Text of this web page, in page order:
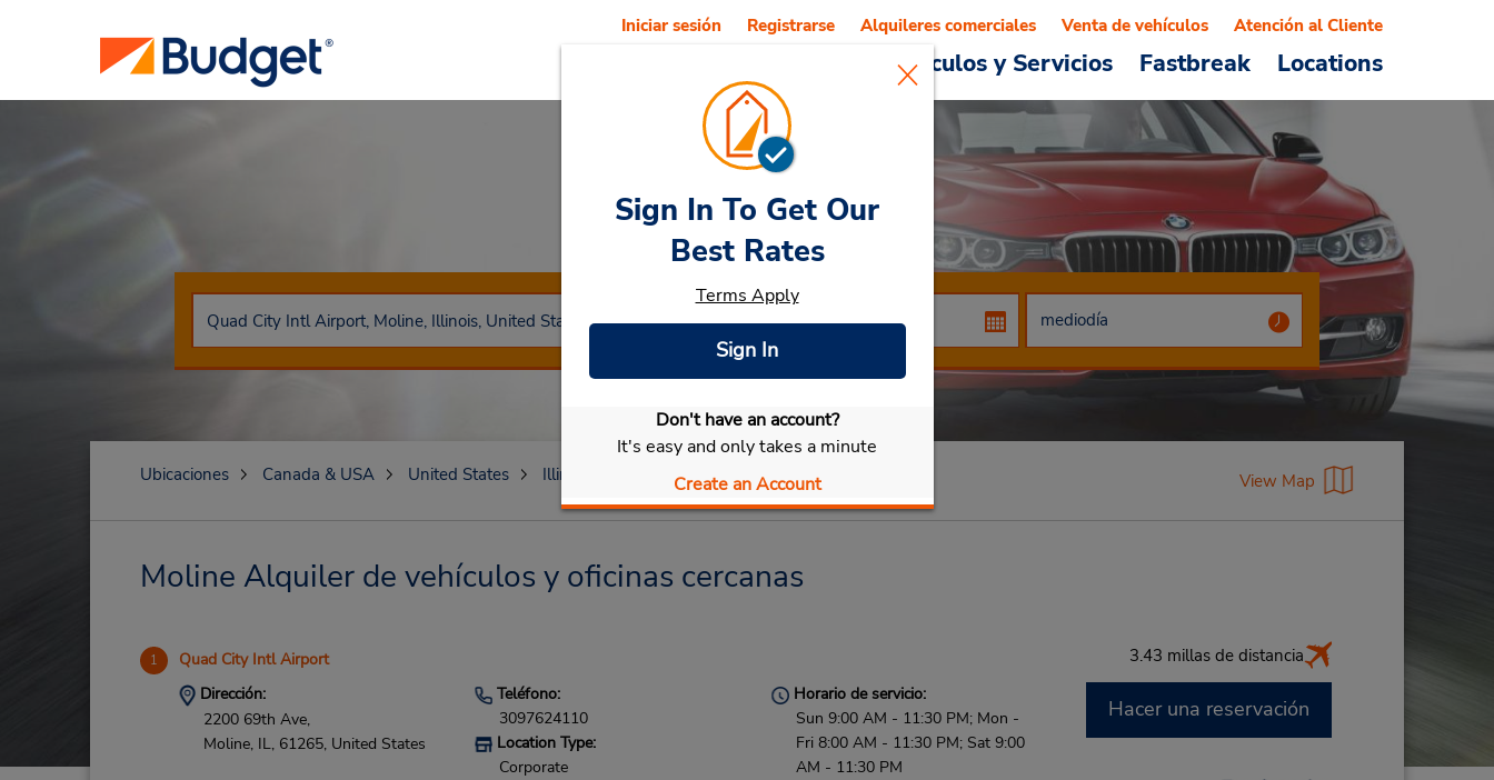
Vehículos y Servicios Fastbreak Locations
Iniciar sesión Registrarse Alquileres comerciales Venta de vehículos Atención al Cliente
Car RentalMoline
Seleccionar mi vehículo
Sign In To Get Our
Best Rates
Terms Apply
Sign In
Don't have an account?
It's easy and only takes a minute
Create an Account
Ubicaciones Canada & USA United States Illinois View Map
Moline Alquiler de vehículos y oficinas cercanas
1 Quad City Intl Airport 3.43 millas de distancia
Dirección:
2200 69th Ave,
Moline, IL, 61265, United States
Teléfono:
3097624110
Location Type:
Corporate
Horario de servicio:
Sun 9:00 AM - 11:30 PM; Mon -
Fri 8:00 AM - 11:30 PM; Sat 9:00
AM - 11:30 PM
Hacer una reservación